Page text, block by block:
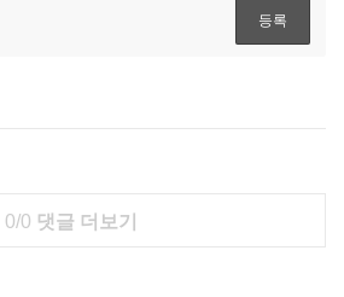
0/0 댓글 더보기